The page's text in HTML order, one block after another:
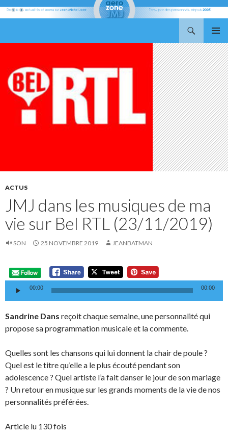
MENU
ACTUS
JMJ dans les musiques de ma
vie sur Bel RTL (23/11/2019)
SON 25 NOVEMBRE 2019 JEANBATMAN
00:00 00:00
Sandrine Dans reçoit chaque semaine, une personnalité qui
propose sa programmation musicale et la commente.
Quelles sont les chansons qui lui donnent la chair de poule ?
Quel est le titre qu’elle a le plus écouté pendant son
adolescence ? Quel artiste l’a fait danser le jour de son mariage
? Un retour en musique sur les grands moments de la vie de nos
personnalités préférées.
Article lu 130 fois